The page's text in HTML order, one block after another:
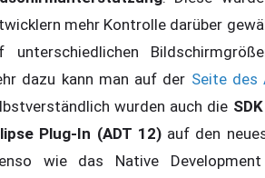
mehr Kontrolle darüber
unterschiedlichen
dazu kann man auf der Seite des
wurden auch die
Plug-In (ADT 12)auf den
wie das Native